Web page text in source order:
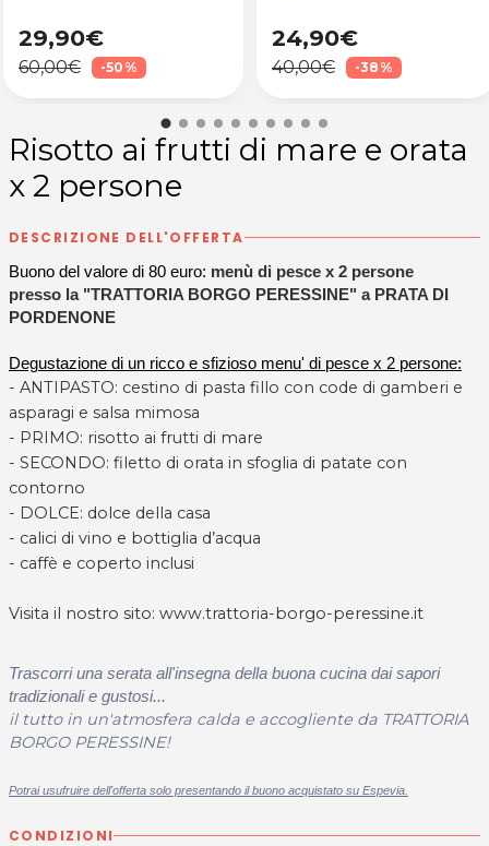
29,90€
60,00€ -50%
24,90€
40,00€ -38%
Risotto ai frutti di mare e orata
x 2 persone
DESCRIZIONE DELL'OFFERTA
Buono del valore di 80 euro: menù di pesce x 2 persone
presso la "TRATTORIA BORGO PERESSINE" a PRATA DI
PORDENONE
Degustazione di un ricco e sfizioso menu' di pesce x 2 persone:
- ANTIPASTO: cestino di pasta fillo con code di gamberi e
asparagi e salsa mimosa
- PRIMO: risotto ai frutti di mare
- SECONDO: filetto di orata in sfoglia di patate con
contorno
- DOLCE: dolce della casa
- calici di vino e bottiglia d’acqua
- caffè e coperto inclusi
Visita il nostro sito: www.trattoria-borgo-peressine.it
Trascorri una serata all'insegna della buona cucina dai sapori
tradizionali e gustosi...
il tutto in un'atmosfera calda e accogliente da TRATTORIA
BORGO PERESSINE!
Potrai usufruire dell'offerta solo presentando il buono acquistato su Espevia.
CONDIZIONI